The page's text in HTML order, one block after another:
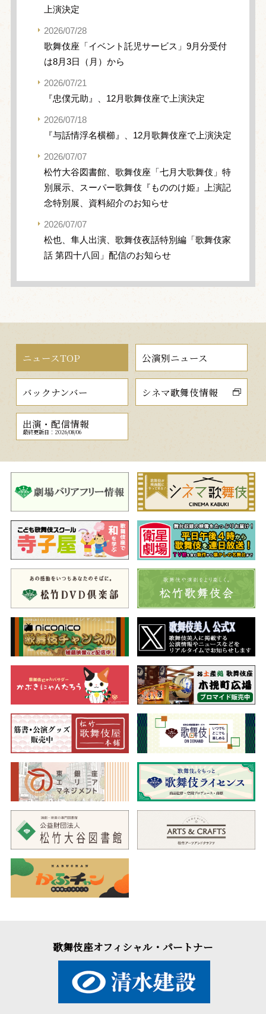
上演決定
2026/07/28
歌舞伎座「イベント託児サービス」9月分受付
は8月3日（月）から
2026/07/21
『忠僕元助』、12月歌舞伎座で上演決定
2026/07/18
『与話情浮名横櫛』、12月歌舞伎座で上演決定
2026/07/07
松竹大谷図書館、歌舞伎座「七月大歌舞伎」特
別展示、スーパー歌舞伎『もののけ姫』上演記
念特別展、資料紹介のお知らせ
2026/07/07
松也、隼人出演、歌舞伎夜話特別編「歌舞伎家
話 第四十八回」配信のお知らせ
ニュースTOP 公演別ニュース
バックナンバー シネマ歌舞伎情報
出演・配信情報
最終更新日：2026/08/06
歌舞伎座オフィシャル・パートナー